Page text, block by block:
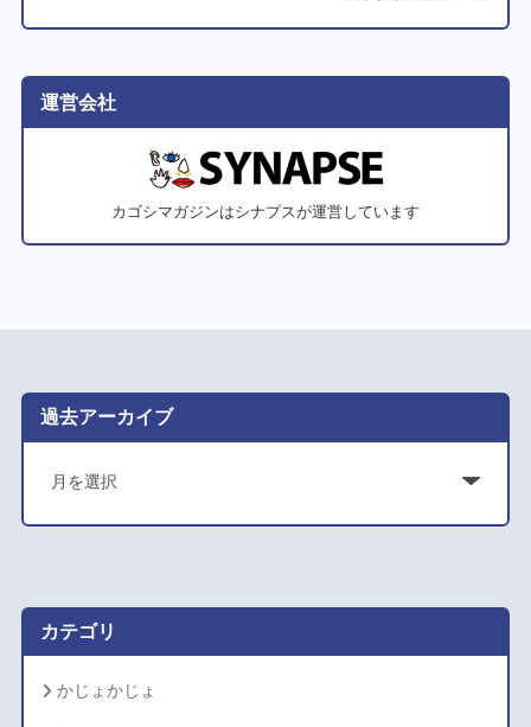
運営会社
カゴシマガジンはシナプスが運営しています
過去アーカイブ
ア
カ
カテゴリ
かじょかじょ